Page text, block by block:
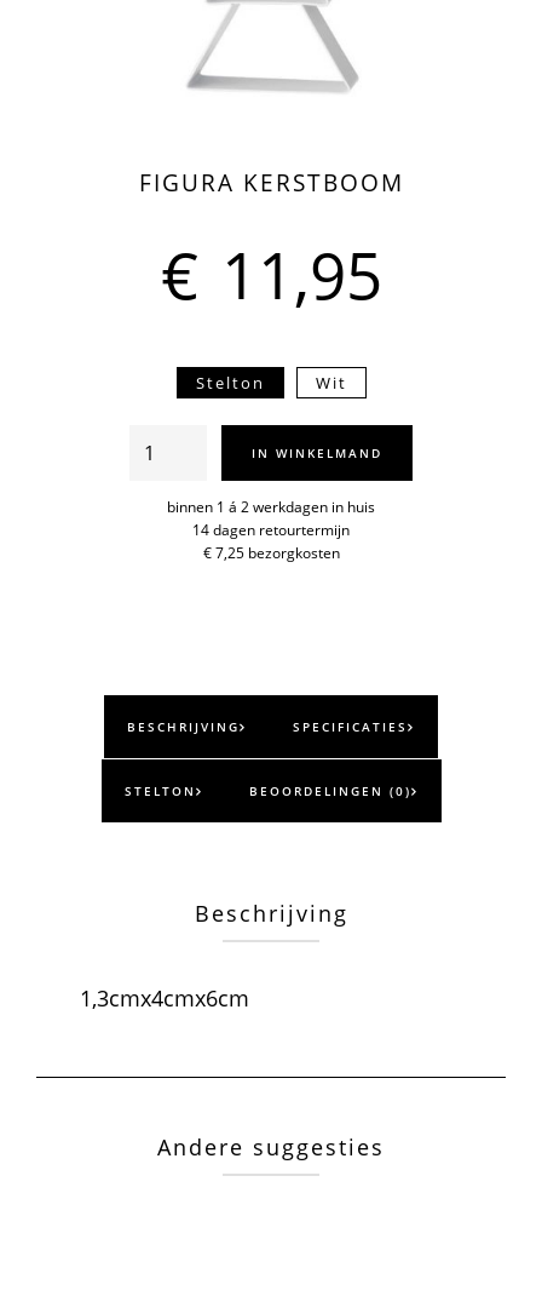
FIGURA KERSTBOOM
€ 11,95
Stelton Wit
Figura
kerstboom
aantal
IN WINKELMAND
binnen 1 á 2 werkdagen in huis
14 dagen retourtermijn
€ 7,25 bezorgkosten
BESCHRIJVING SPECIFICATIES
STELTON BEOORDELINGEN (0)
Beschrijving
1,3cmx4cmx6cm
Andere suggesties